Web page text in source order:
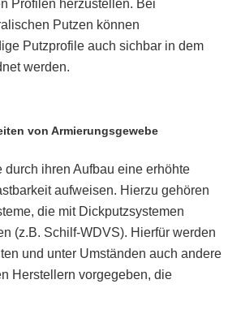
Profilen herzustellen. Bei
Putzen können
Putzprofile auch sichbar in dem
werden.
von Armierungsgewebe
durch ihren Aufbau eine erhöhte
aufweisen. Hierzu gehören
die mit Dickputzsystemen
(z.B. Schilf-WDVS). Hierfür werden
und unter Umständen auch andere
Herstellern vorgegeben, die